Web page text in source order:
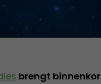
brengt